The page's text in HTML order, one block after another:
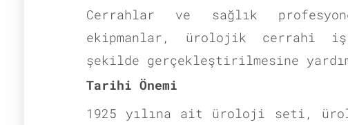
Cerrahlar ve sağlık
ekipmanlar, ürolojik cerrahi
şekilde gerçekleştirilmesine
Tarihi Önemi
1925 yılına ait üroloji seti,